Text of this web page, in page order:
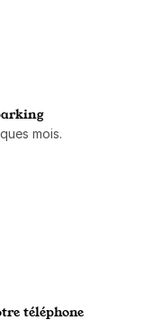
mois.
téléphone